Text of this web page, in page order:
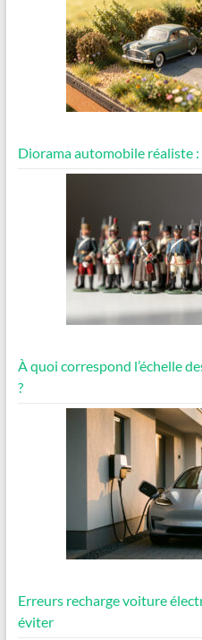
Diorama automobile réaliste
À quoi correspond l’échelle
?
Erreurs recharge voiture
éviter